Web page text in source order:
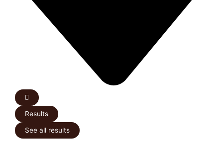
Results
See all results